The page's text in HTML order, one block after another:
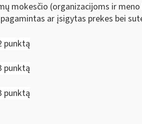
mokesčio (organizacijoms ir
ar įsigytas prekes bei
punktą
punktą
punktą